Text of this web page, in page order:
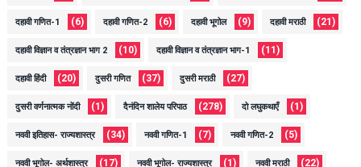
दहावी गणित-1 (6) दहावी गणित-2 (6) दहावी भूगोल (9) दहावी मराठी (21)
दहावी विज्ञान व तंत्रज्ञान भाग 2 (10) दहावी विज्ञान व तंत्रज्ञान भाग-1 (11)
दहावी हिंदी (20) दुसरी गणित (37) दुसरी मराठी (27)
दुसरी वर्णनात्मक नोंदी (1) दैनंदिन शालेय परिपाठ (278) दो लघुकथाएँ (1)
नववी इतिहास- राज्यशास्त्र (34) नववी गणित-1 (7) नववी गणित-2 (5)
नववी भूगोल- अर्थशास्त्र (17) नववी भूगोल- राज्यशास्त्र (1) नववी मराठी (22)